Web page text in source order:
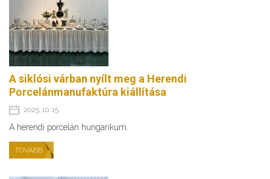
A siklósi várban nyílt meg a Herendi
Porcelánmanufaktúra kiállítása
2025. 10. 15.
A herendi porcelán hungarikum.
TOVÁBB